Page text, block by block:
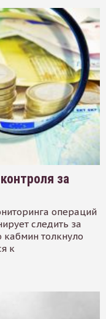
за
операций
следить за
кабмин толкнуло
к